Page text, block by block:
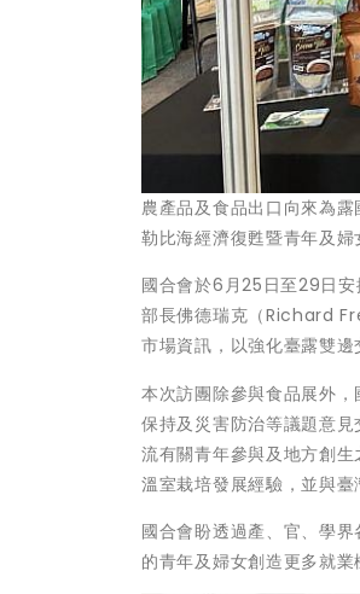
農產品及食品出口向來為
勒比海經濟復甦暨青年及
國合會於6月25日至29日
部長佛德瑞克（Richard
市場資訊，以強化臺露雙邊
本次訪團除參與食品展外
保持及災害防治等議題意
流有關青年參與及地方創
溫室栽培發展經驗，並與臺
國合會盼透過產、官、學
的青年及婦女創造更多就業